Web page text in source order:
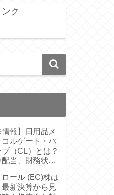
ク
情報】日用品メ
コルゲート・パ
（CL）とは？
当、財務状況
ロール (EC)株は
最新決算から見